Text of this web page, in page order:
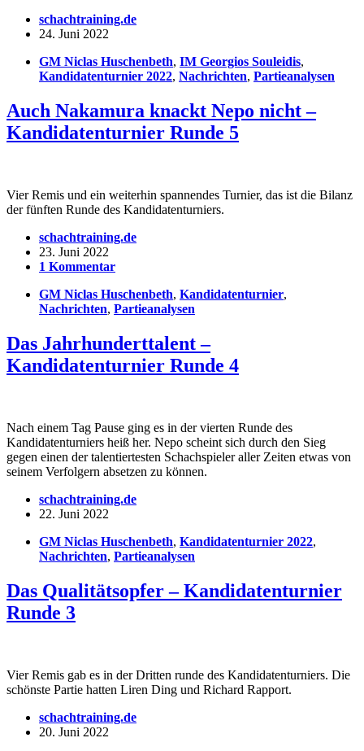
schachtraining.de
24. Juni 2022
GM Niclas Huschenbeth, IM Georgios Souleidis,
Kandidatenturnier 2022, Nachrichten, Partieanalysen
Auch Nakamura knackt Nepo nicht –
Kandidatenturnier Runde 5
Vier Remis und ein weiterhin spannendes Turnier, das ist die Bilanz
der fünften Runde des Kandidatenturniers.
schachtraining.de
23. Juni 2022
1 Kommentar
GM Niclas Huschenbeth, Kandidatenturnier,
Nachrichten, Partieanalysen
Das Jahrhunderttalent –
Kandidatenturnier Runde 4
Nach einem Tag Pause ging es in der vierten Runde des
Kandidatenturniers heiß her. Nepo scheint sich durch den Sieg
gegen einen der talentiertesten Schachspieler aller Zeiten etwas von
seinem Verfolgern absetzen zu können.
schachtraining.de
22. Juni 2022
GM Niclas Huschenbeth, Kandidatenturnier 2022,
Nachrichten, Partieanalysen
Das Qualitätsopfer – Kandidatenturnier
Runde 3
Vier Remis gab es in der Dritten runde des Kandidatenturniers. Die
schönste Partie hatten Liren Ding und Richard Rapport.
schachtraining.de
20. Juni 2022